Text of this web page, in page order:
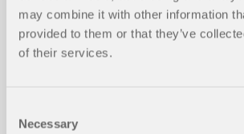
may combine it with other information
provided to them or that they’ve
of their services.
Selection
Necessary
Przeczytaj więcej
zekroju